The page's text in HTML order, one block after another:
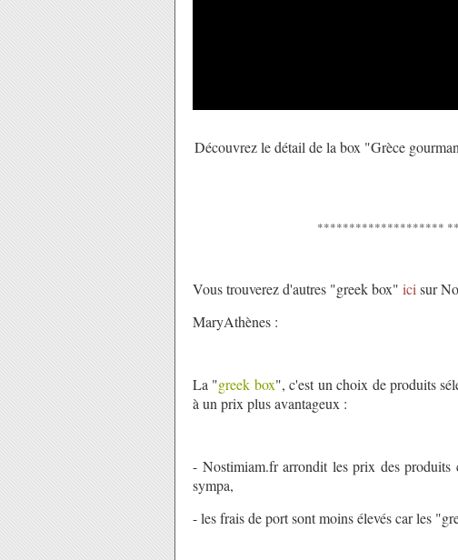
Découvrez le détail de la box "Grèce
********************
Vous trouverez d'autres "greek box" ici sur
MaryAthènes :
La "greek box", c'est un choix de produits
à un prix plus avantageux :
- Nostimiam.fr arrondit les prix des produits
sympa,
- les frais de port sont moins élevés car les